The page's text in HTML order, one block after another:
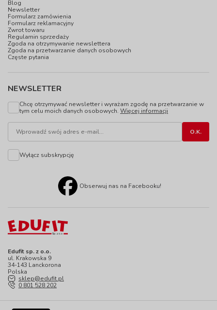
Edufit sp. z o.o.
ul. Krakowska 9
34-143 Lanckorona
Polska
sklep@edufit.pl
0 801 528 202
Blog
Newsletter
Formularz zamówienia
Formularz reklamacyjny
Zwrot towaru
Regulamin sprzedaży
Zgoda na otrzymywanie newslettera
Zgoda na przetwarzanie danych osobowych
Częste pytania
NEWSLETTER
Chcę otrzymywać newsletter i wyrażam zgodę na przetwarzanie w
tym celu moich danych osobowych. Więcej informacji
Wyłącz subskrypcję
Obserwuj nas na Facebooku!